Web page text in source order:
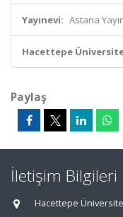
Yayınevi: Astana
Hacettepe
Paylaş
İletişim Bilgileri
Hacettepe